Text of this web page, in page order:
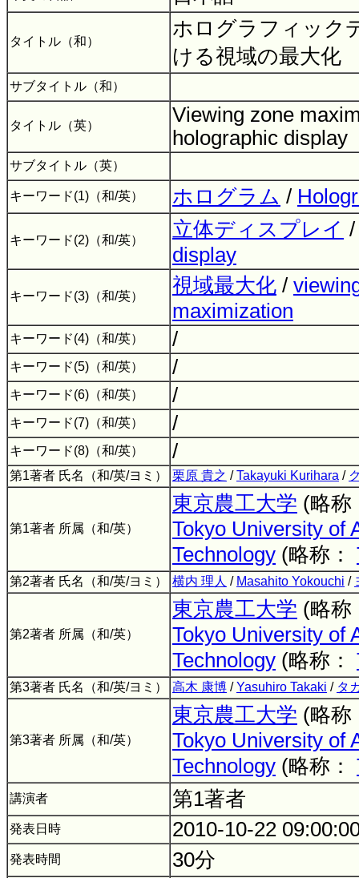
タイトル（和）
ホログラフィック
ける視域の最大化
サブタイトル（和）
タイトル（英）
Viewing zone
holographic display
サブタイトル（英）
キーワード(1)（和/英） ホログラム /
キーワード(2)（和/英） 立体ディスプレイ
display
キーワード(3)（和/英） 視域最大化 /
maximization
キーワード(4)（和/英） /
キーワード(5)（和/英） /
キーワード(6)（和/英） /
キーワード(7)（和/英） /
キーワード(8)（和/英） /
第1著者 氏名（和/英/ヨミ） 栗原 貴之 /Takayuki Kurihara /
第1著者 所属（和/英）
東京農工大学 (略
Tokyo University of
Technology (略称：
第2著者 氏名（和/英/ヨミ） 横内 理人 / Masahito Yokouchi /
第2著者 所属（和/英）
東京農工大学 (略
Tokyo University of
Technology (略称：
第3著者 氏名（和/英/ヨミ） 高木 康博 /Yasuhiro Takaki / タ
第3著者 所属（和/英）
東京農工大学 (略
Tokyo University of
Technology (略称：
講演者 第1著者
発表日時 2010-10-22
発表時間 30分